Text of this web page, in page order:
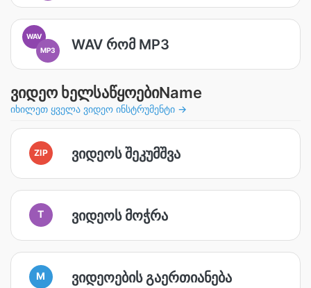
WAV
MP3
WAV რომ MP3
ვიდეო ხელსაწყოებიName
იხილეთ ყველა ვიდეო ინსტრუმენტი →
ZIP ვიდეოს შეკუმშვა
T ვიდეოს მოჭრა
M ვიდეოების გაერთიანება